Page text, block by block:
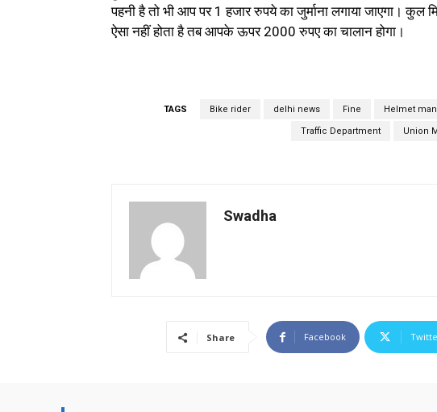
पहनी है तो भी आप पर 1 हजार रुपये का जुर्माना लगाया जाएगा। कुल
ऐसा नहीं होता है तब आपके ऊपर 2000 रुपए का चालान होगा।
TAGS Bike rider delhi news Fine Helmet
Traffic Department Union
Swadha
Share Facebook